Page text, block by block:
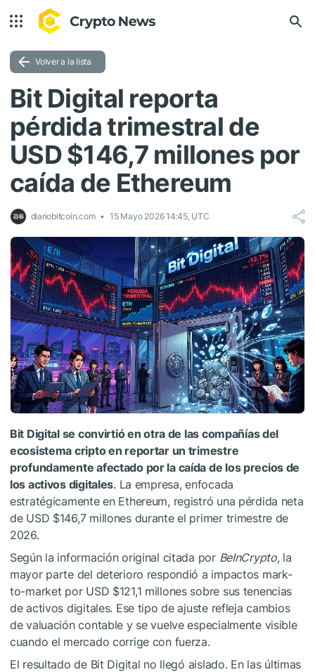
Volver a la lista
Bit Digital reporta
pérdida trimestral de
USD $146,7 millones por
caída de Ethereum
diariobitcoin.com 15 Mayo 2026 14:45, UTC
Bit Digital se convirtió en otra de las compañías del
ecosistema cripto en reportar un trimestre
profundamente afectado por la caída de los precios de
los activos digitales. La empresa, enfocada
estratégicamente en Ethereum, registró una pérdida neta
de USD $146,7 millones durante el primer trimestre de
2026.
Según la información original citada por BeInCrypto, la
mayor parte del deterioro respondió a impactos mark-
to-market por USD $121,1 millones sobre sus tenencias
de activos digitales. Ese tipo de ajuste refleja cambios
de valuación contable y se vuelve especialmente visible
cuando el mercado corrige con fuerza.
El resultado de Bit Digital no llegó aislado. En las últimas